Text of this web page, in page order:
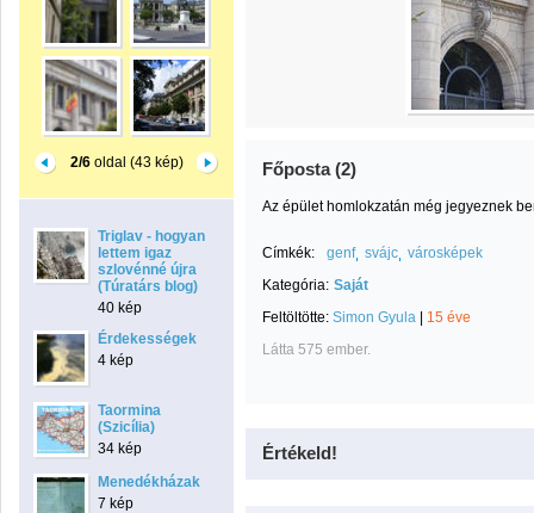
2/6oldal (43 kép)
Triglav - hogyan
lettem igaz
szlovénné újra
(Túratárs blog)
40 kép
Érdekességek
4 kép
Taormina
(Szicília)
34 kép
Menedékházak
7 kép
Főposta (2)
Az épület homlokzatán még jegyeznek
Címkék: genf svájc városképek
Kategória: Saját
Feltöltötte: Simon Gyula
15 éve
Látta 575 ember.
Értékeld!